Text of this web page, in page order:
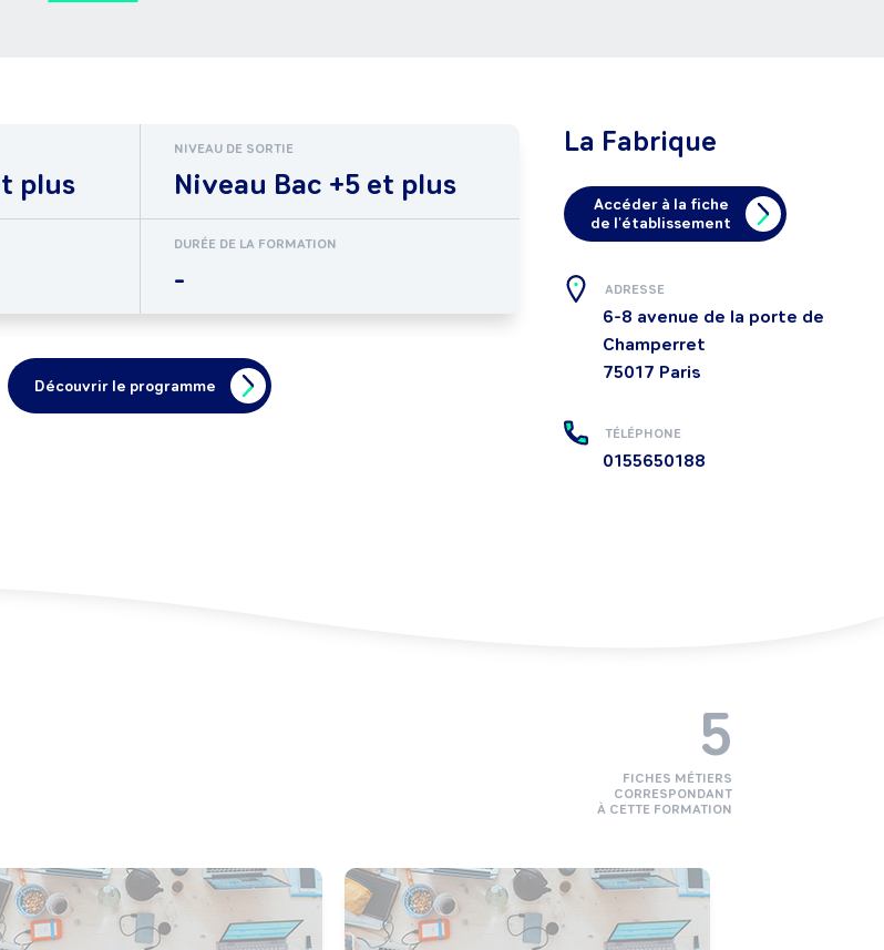
plus
NIVEAU DE SORTIE
Niveau Bac +5 et plus
DURÉE DE LA FORMATION
-
Découvrir le programme
La Fabrique
Accéder à la fiche
de l'établissement
ADRESSE
6-8 avenue de la porte de
Champerret
75017 Paris
TÉLÉPHONE
0155650188
5
FICHES MÉTIERS
CORRESPONDANT
À CETTE FORMATION